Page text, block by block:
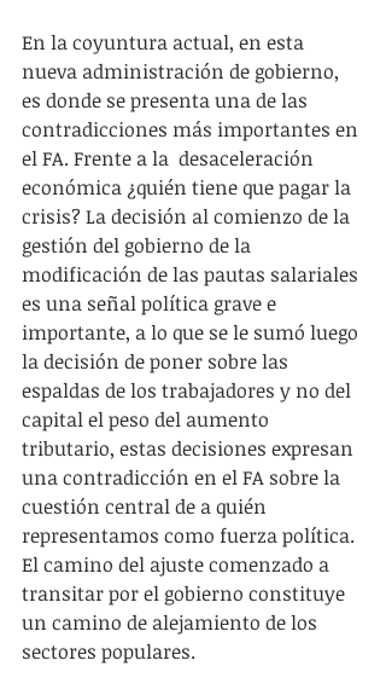
En la coyuntura actual, en esta
nueva administración de gobierno,
es donde se presenta una de las
contradicciones más importantes en
el FA. Frente a la  desaceleración
económica ¿quién tiene que pagar la
crisis? La decisión al comienzo de la
gestión del gobierno de la
modificación de las pautas salariales
es una señal política grave e
importante, a lo que se le sumó luego
la decisión de poner sobre las
espaldas de los trabajadores y no del
capital el peso del aumento
tributario, estas decisiones expresan
una contradicción en el FA sobre la
cuestión central de a quién
representamos como fuerza política.
El camino del ajuste comenzado a
transitar por el gobierno constituye
un camino de alejamiento de los
sectores populares.